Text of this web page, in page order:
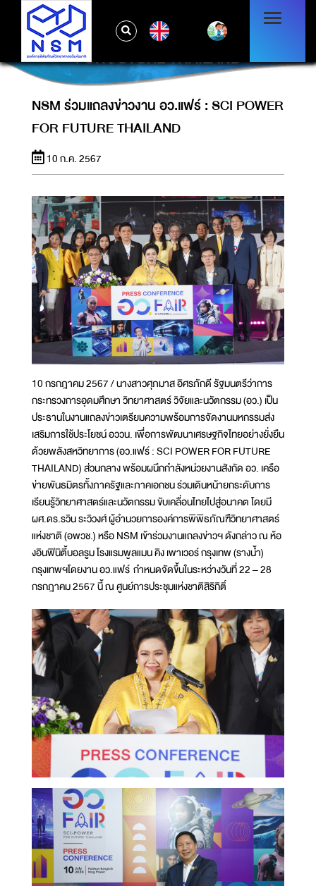
NSM ร่วมแถลงข่าวงาน อว.แฟร์ : SCI POWER
FOR FUTURE THAILAND
NSM ร่วมแถลงข่าวงาน อว.แฟร์ : SCI POWER
FOR FUTURE THAILAND
10 ก.ค. 2567
10 กรกฎาคม 2567 / นางสาวศุภมาส อิศรภักดี รัฐมนตรีว่าการ
กระทรวงการอุดมศึกษา วิทยาศาสตร์ วิจัยและนวัตกรรม (อว.) เป็น
ประธานในงานแถลงข่าวเตรียมความพร้อมการจัดงานมหกรรมส่ง
เสริมการใช้ประโยชน์ อววน. เพื่อการพัฒนาเศรษฐกิจไทยอย่างยั่งยืน
ด้วยพลังสหวิทยาการ (อว.แฟร์ : SCI POWER FOR FUTURE
THAILAND) ส่วนกลาง พร้อมผนึกกำลังหน่วยงานสังกัด อว. เครือ
ข่ายพันธมิตรทั้งภาครัฐและภาคเอกชน ร่วมเดินหน้ายกระดับการ
เรียนรู้วิทยาศาสตร์และนวัตกรรม ขับเคลื่อนไทยไปสู่อนาคต โดยมี
ผศ.ดร.รวิน ระวิวงศ์ ผู้อำนวยการองค์การพิพิธภัณฑืวิทยาศาสตร์
แห่งชาติ (อพวช.) หรือ NSM เข้าร่วมงานแถลงข่าวฯ ดังกล่าว ณ ห้อ
งอินฟินิตี้บอลรูม โรงแรมพูลแมน คิง เพาเวอร์ กรุงเทพ (รางน้ำ)
กรุงเทพฯโดยงาน อว.แฟร์ กำหนดจัดขึ้นในระหว่างวันที่ 22 – 28
กรกฎาคม 2567 นี้ ณ ศูนย์การประชุมแห่งชาติสิริกิติ์